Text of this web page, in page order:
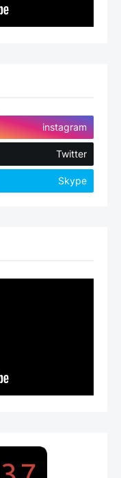
instagram
Twitter
Skype